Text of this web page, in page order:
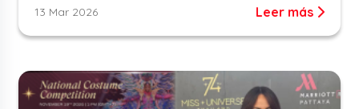
13 Mar 2026 Leer más